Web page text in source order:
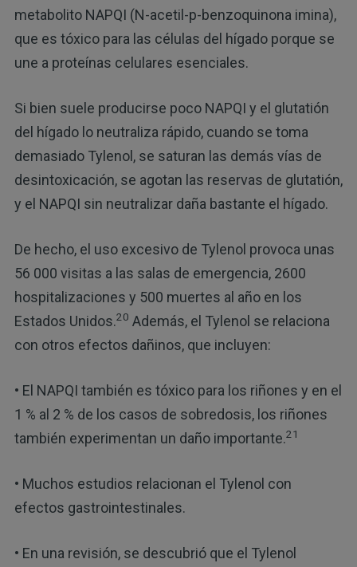
metabolito NAPQI (N-acetil-p-benzoquinona imina),
que es tóxico para las células del hígado porque se
une a proteínas celulares esenciales.
Si bien suele producirse poco NAPQI y el glutatión
del hígado lo neutraliza rápido, cuando se toma
demasiado Tylenol, se saturan las demás vías de
desintoxicación, se agotan las reservas de glutatión,
y el NAPQI sin neutralizar daña bastante el hígado.
De hecho, el uso excesivo de Tylenol provoca unas
56 000 visitas a las salas de emergencia, 2600
hospitalizaciones y 500 muertes al año en los
Estados Unidos.20 Además, el Tylenol se relaciona
con otros efectos dañinos, que incluyen:
• El NAPQI también es tóxico para los riñones y en el
1 % al 2 % de los casos de sobredosis, los riñones
también experimentan un daño importante.21
• Muchos estudios relacionan el Tylenol con
efectos gastrointestinales.
• En una revisión, se descubrió que el Tylenol